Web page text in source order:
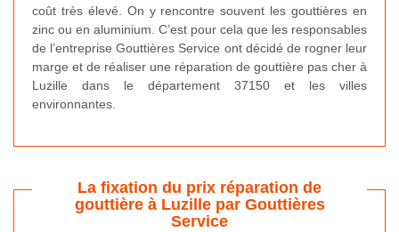
coût très élevé. On y rencontre souvent les gouttières en
zinc ou en aluminium. C’est pour cela que les responsables
de l’entreprise Gouttières Service ont décidé de rogner leur
marge et de réaliser une réparation de gouttière pas cher à
Luzille dans le département 37150 et les villes
environnantes.
La fixation du prix réparation de
gouttière à Luzille par Gouttières
Service